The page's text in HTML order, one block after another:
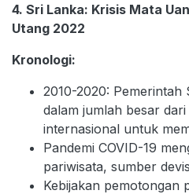
4. Sri Lanka: Krisis Mata
Utang 2022
Kronologi:
2010-2020: Pemerintah
dalam jumlah besar
internasional untuk
Pandemi COVID-19
pariwisata, sumber
Kebijakan pemotongan